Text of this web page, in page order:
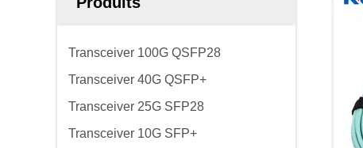
Transceiver 100G QSFP28
Transceiver 40G QSFP+
Transceiver 25G SFP28
Transceiver 10G SFP+